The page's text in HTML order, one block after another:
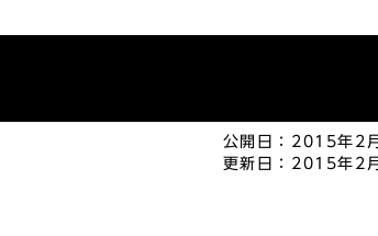
公開日： 2015年2
更新日： 2015年2